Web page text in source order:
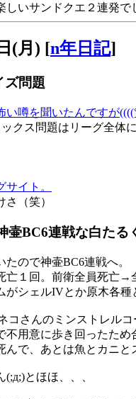
しいサンドクエ２連発
(月) [n年日記]
ズ問題
い噂を聞いたんですが
クス問題はリーグ全体
イト。
（笑）
壷BC6連戦な白たる
たので神壷BC6連戦へ。
亡１回。前衛全員死亡→
シェルIVとか原木各種
コさんのミンストレルコ
不用意に歩き回ったた
んで、あとは魚とカニ
とほほ、、、